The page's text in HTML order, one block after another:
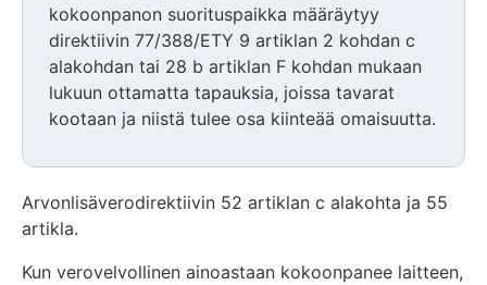
kokoonpanon suorituspaikka määräytyy
direktiivin 77/388/ETY 9 artiklan 2 kohdan c
alakohdan tai 28 b artiklan F kohdan mukaan
lukuun ottamatta tapauksia, joissa tavarat
kootaan ja niistä tulee osa kiinteää omaisuutta.
Arvonlisäverodirektiivin 52 artiklan c alakohta ja 55
artikla.
Kun verovelvollinen ainoastaan kokoonpanee laitteen,